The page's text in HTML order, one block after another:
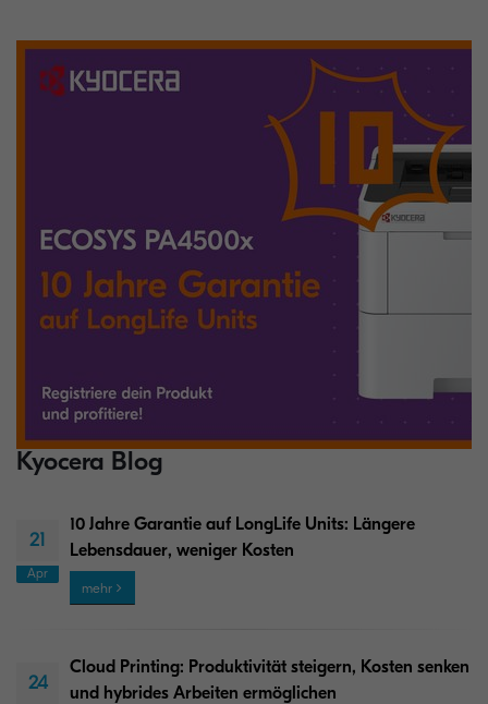
Kyocera Blog
21
Apr
10 Jahre Garantie auf LongLife Units: Längere
Lebensdauer, weniger Kosten
mehr
24
Cloud Printing: Produktivität steigern, Kosten senken
und hybrides Arbeiten ermöglichen